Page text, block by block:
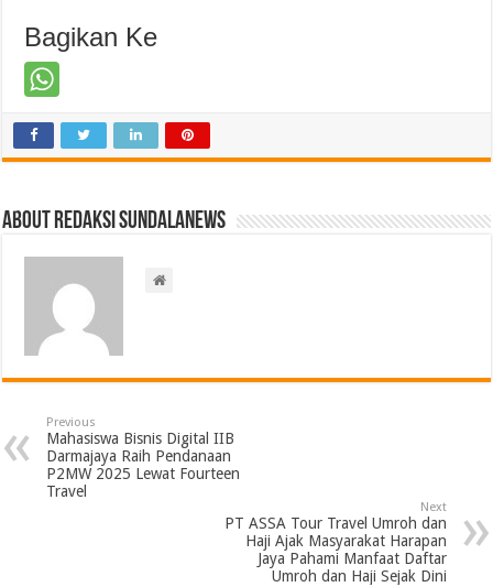
Bagikan Ke
About Redaksi Sundalanews
Previous
Mahasiswa Bisnis Digital IIB
Darmajaya Raih Pendanaan
P2MW 2025 Lewat Fourteen
Travel
Next
PT ASSA Tour Travel Umroh dan
Haji Ajak Masyarakat Harapan
Jaya Pahami Manfaat Daftar
Umroh dan Haji Sejak Dini